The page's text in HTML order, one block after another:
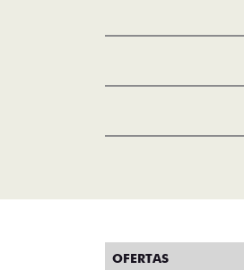
OFERTAS